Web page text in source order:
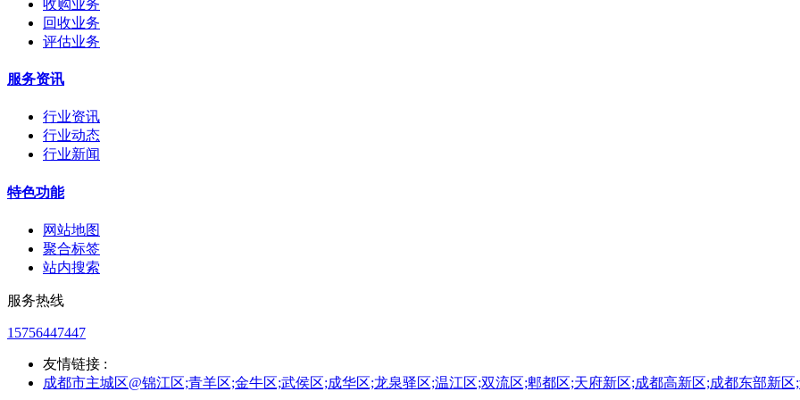
收购业务
回收业务
评估业务
服务资讯
行业资讯
行业动态
行业新闻
特色功能
网站地图
聚合标签
站内搜索
服务热线
15756447447
友情链接 :
成都市主城区@锦江区;青羊区;金牛区;武侯区;成华区;龙泉驿区;温江区;双流区;郫都区;天府新区;成都高新区;成都东部新